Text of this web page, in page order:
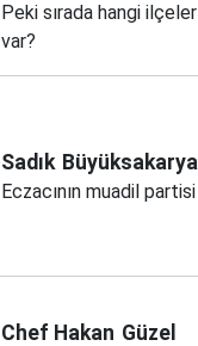
Peki sırada hangi ilçeler
var?
Sadık Büyüksakarya
Eczacının muadil partisi
Chef Hakan Güzel